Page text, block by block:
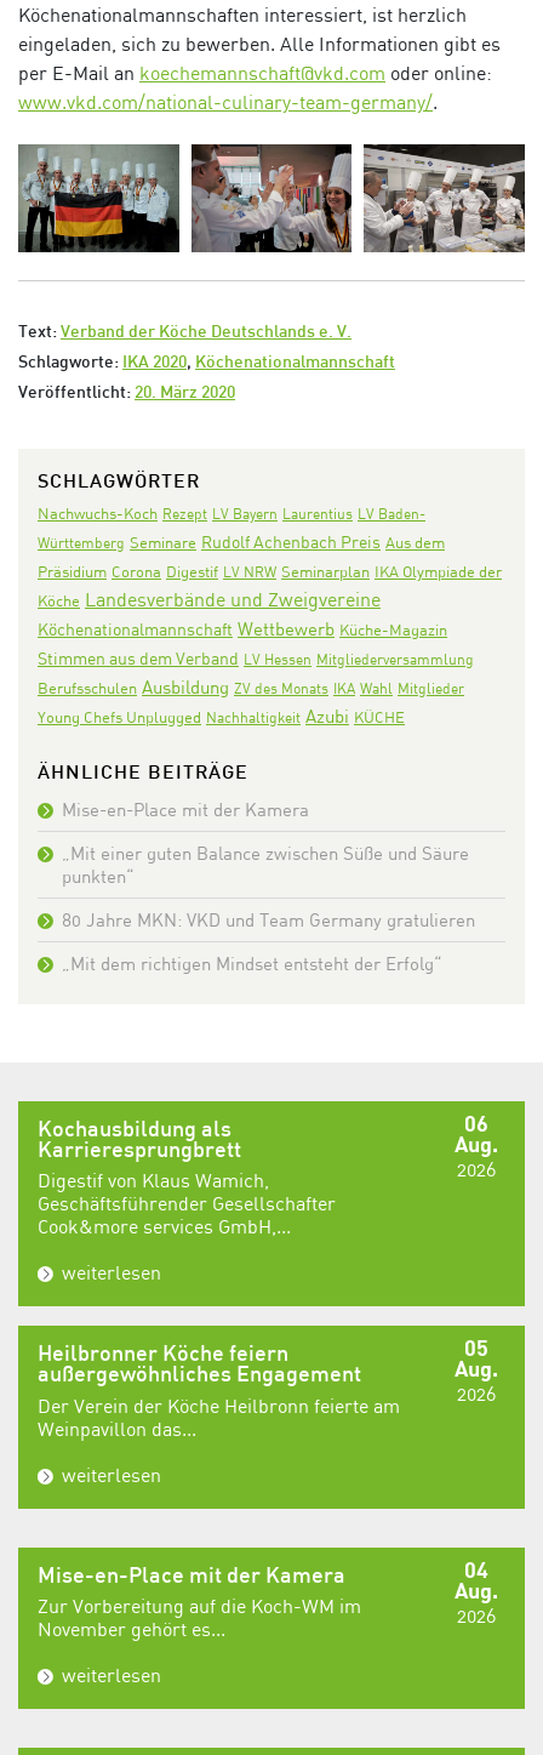
Köchenationalmannschaften interessiert, ist herzlich
eingeladen, sich zu bewerben. Alle Informationen gibt es
per E-Mail an koechemannschaft@vkd.com oder online:
www.vkd.com/national-culinary-team-germany/.
Text: Verband der Köche Deutschlands e. V.
Schlagworte:
IKA 2020, Köchenationalmannschaft
Veröffentlicht: 20. März 2020
SCHLAGWÖRTER
Nachwuchs-Koch Rezept LV Bayern Laurentius LV Baden-
Württemberg Seminare Rudolf Achenbach Preis Aus dem
Präsidium Corona Digestif LV NRW Seminarplan IKA Olympiade der
Köche Landesverbände und Zweigvereine
Köchenationalmannschaft Wettbewerb Küche-Magazin
Stimmen aus dem Verband LV Hessen Mitgliederversammlung
Berufsschulen Ausbildung ZV des Monats IKA Wahl Mitglieder
Young Chefs Unplugged Nachhaltigkeit Azubi KÜCHE
ÄHNLICHE BEITRÄGE
Mise-en-Place mit der Kamera
„Mit einer guten Balance zwischen Süße und Säure
punkten“
80 Jahre MKN: VKD und Team Germany gratulieren
„Mit dem richtigen Mindset entsteht der Erfolg“
06
Aug.
2026
Kochausbildung als
Karrieresprungbrett
Digestif von Klaus Wamich,
Geschäftsführender Gesellschafter
Cook&more services GmbH,...
weiterlesen
05
Aug.
2026
Heilbronner Köche feiern
außergewöhnliches Engagement
Der Verein der Köche Heilbronn feierte am
Weinpavillon das...
weiterlesen
04
Aug.
2026
Mise-en-Place mit der Kamera
Zur Vorbereitung auf die Koch-WM im
November gehört es...
weiterlesen